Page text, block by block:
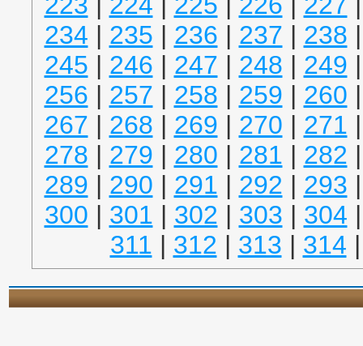
234 | 235 | 236 | 237 | 238
245 | 246 | 247 | 248 | 249
256 | 257 | 258 | 259 | 260
267 | 268 | 269 | 270 | 271
278 | 279 | 280 | 281 | 282
289 | 290 | 291 | 292 | 293
300 | 301 | 302 | 303 | 304
311 | 312 | 313 | 314